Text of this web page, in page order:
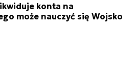
konta na
może nauczyć się Wojsko